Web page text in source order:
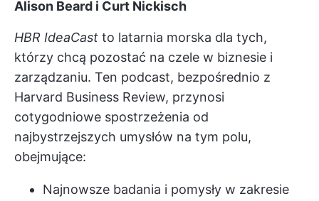
Alison Beard i Curt Nickisch
HBR IdeaCast to latarnia morska dla tych,
którzy chcą pozostać na czele w biznesie i
zarządzaniu. Ten podcast, bezpośrednio z
Harvard Business Review, przynosi
cotygodniowe spostrzeżenia od
najbystrzejszych umysłów na tym polu,
obejmujące:
Najnowsze badania i pomysły w zakresie